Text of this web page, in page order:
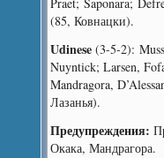
(85, Ковнацки).
Udinese (3-5-2):
Nuyntick; Larsen,
Mandragora,
Лазанья).
Предупреждения:
Окака, Мандрагора.